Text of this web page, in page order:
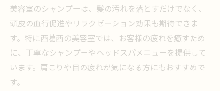
美容室のダメージケアシャンプーが選ばれ
る理由
美容室ならではのシャンプー技術で髪質を
改善
ダメージ髪を蘇らせる美容室シャンプーの
美容室のシャンプーは、髪の汚れを落とすだけでなく、
頭皮の血行促進やリラクゼーション効果も期待できま
す。特に西葛西の美容室では、お客様の疲れを癒すため
に、丁寧なシャンプーやヘッドスパメニューを提供して
います。肩こりや目の疲れが気になる方にもおすすめで
す。